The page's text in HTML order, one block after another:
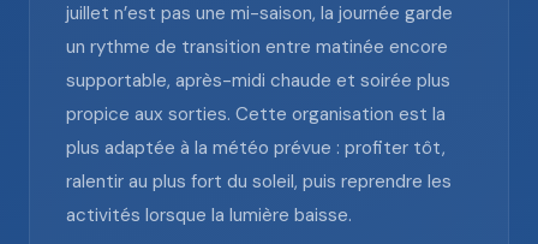
juillet n’est pas une mi-saison, la journée garde
un rythme de transition entre matinée encore
supportable, après-midi chaude et soirée plus
propice aux sorties. Cette organisation est la
plus adaptée à la météo prévue : profiter tôt,
ralentir au plus fort du soleil, puis reprendre les
activités lorsque la lumière baisse.